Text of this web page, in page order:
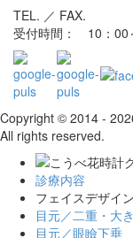
TEL. ／ FAX.
受付時間： 10：00
Copyright © 2014 -
All rights reserved.
診療内容
フェイスデザイン
目元／二重・大
目元／眼瞼下垂